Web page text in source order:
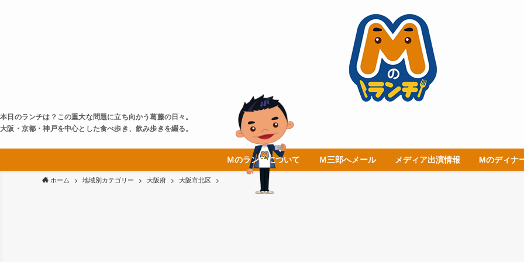
本日のランチは？この重大な問題に立ち向かう葛藤の日々。
大阪・京都・神戸を中心とした食べ歩き、飲み歩きを綴る。
Ｍのランチについて Ｍ三郎へメール メディア出演情報 Mのディナ
ホーム 地域別カテゴリー 大阪府 大阪市北区